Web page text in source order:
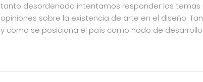
tanto desordenada intentamos responder los
opiniones sobre la existencia de arte en el diseño.
y como se posiciona el país como nodo de